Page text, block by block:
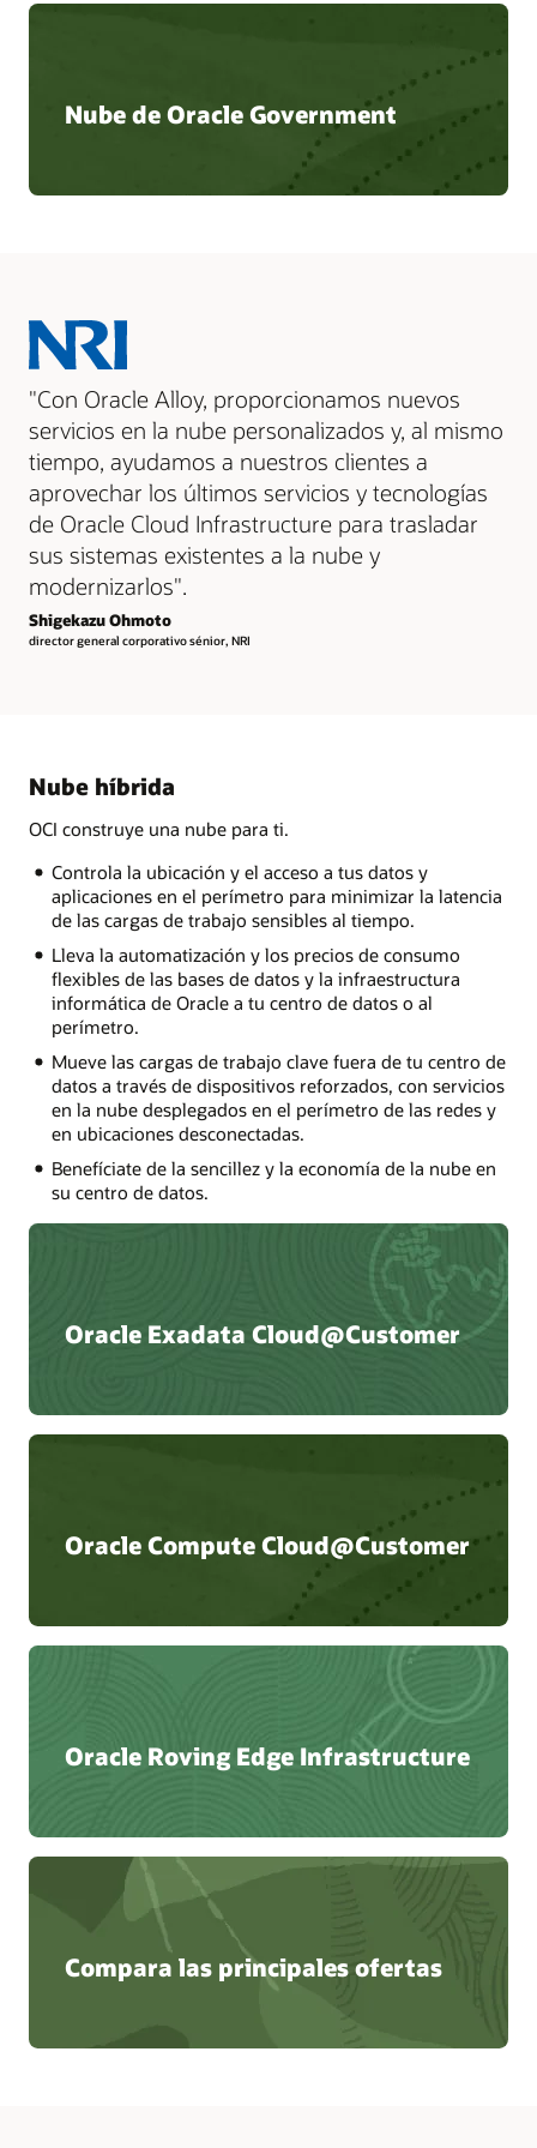
Nube de Oracle Government
"Con Oracle Alloy, proporcionamos nuevos
servicios en la nube personalizados y, al mismo
tiempo, ayudamos a nuestros clientes a
aprovechar los últimos servicios y tecnologías
de Oracle Cloud Infrastructure para trasladar
sus sistemas existentes a la nube y
modernizarlos".
Shigekazu Ohmoto
director general corporativo sénior, NRI
Nube híbrida
OCI construye una nube para ti.
Controla la ubicación y el acceso a tus datos y
aplicaciones en el perímetro para minimizar la latencia
de las cargas de trabajo sensibles al tiempo.
Lleva la automatización y los precios de consumo
flexibles de las bases de datos y la infraestructura
informática de Oracle a tu centro de datos o al
perímetro.
Mueve las cargas de trabajo clave fuera de tu centro de
datos a través de dispositivos reforzados, con servicios
en la nube desplegados en el perímetro de las redes y
en ubicaciones desconectadas.
Benefíciate de la sencillez y la economía de la nube en
su centro de datos.
Oracle Exadata Cloud@Customer
Oracle Compute Cloud@Customer
Oracle Roving Edge Infrastructure
Compara las principales ofertas